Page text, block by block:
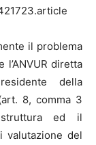
il problema
diretta
della
8, comma 3
struttura ed il
valutazione del